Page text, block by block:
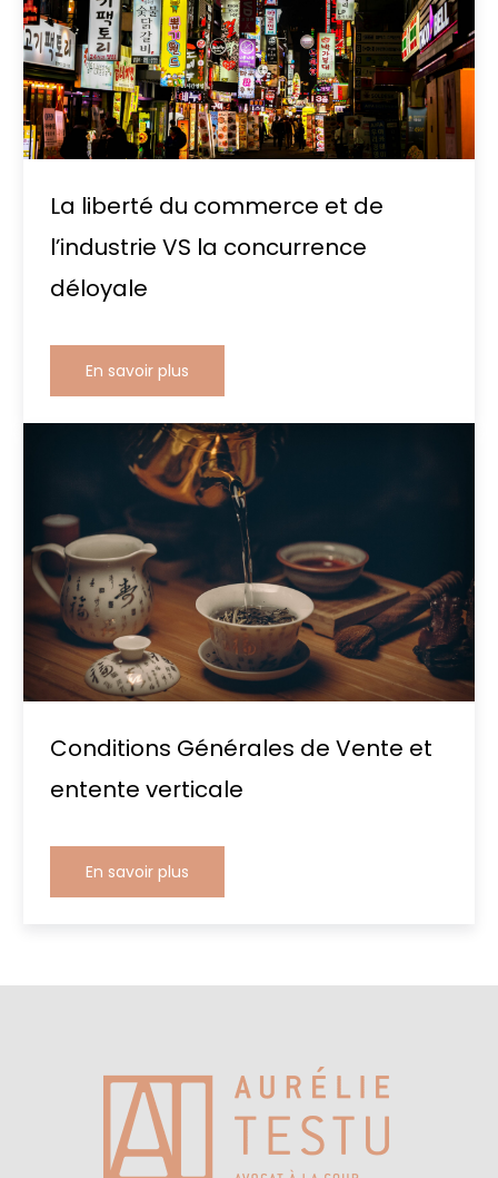
La liberté du commerce et de
l’industrie VS la concurrence
déloyale
En savoir plus
Conditions Générales de Vente et
entente verticale
En savoir plus